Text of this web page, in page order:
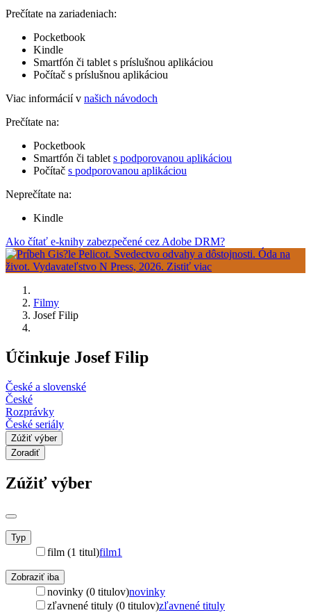
Prečítate na zariadeniach:
Pocketbook
Kindle
Smartfón či tablet s príslušnou aplikáciou
Počítač s príslušnou aplikáciou
Viac informácií v našich návodoch
Prečítate na:
Pocketbook
Smartfón či tablet s podporovanou aplikáciou
Počítač s podporovanou aplikáciou
Neprečítate na:
Kindle
Ako čítať e-knihy zabezpečené cez Adobe DRM?
Filmy
Josef Filip
Účinkuje Josef Filip
České a slovenské
České
Rozprávky
České seriály
Zúžiť výber
Zoradiť
Zúžiť výber
Typ
film (1 titul)film1
Zobraziť iba
novinky (0 titulov)novinky
zľavnené tituly (0 titulov)zľavnené tituly